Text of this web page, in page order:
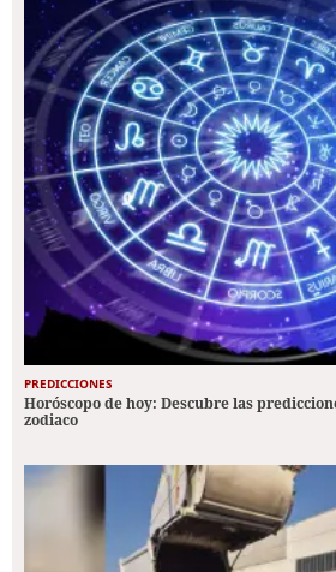
PREDICCIONES
Horóscopo de hoy: Descubre las
zodiaco